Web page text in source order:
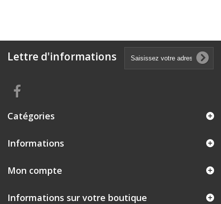
Lettre d'informations
Catégories
Informations
Mon compte
Informations sur votre boutique